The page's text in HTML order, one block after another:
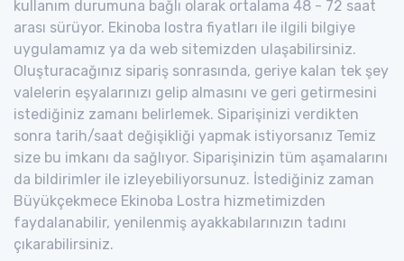
kullanım durumuna bağlı olarak ortalama 48 - 72 saat
arası sürüyor. Ekinoba lostra fiyatları ile ilgili bilgiye
uygulamamız ya da web sitemizden ulaşabilirsiniz.
Oluşturacağınız sipariş sonrasında, geriye kalan tek şey
valelerin eşyalarınızı gelip almasını ve geri getirmesini
istediğiniz zamanı belirlemek. Siparişinizi verdikten
sonra tarih/saat değişikliği yapmak istiyorsanız Temiz
size bu imkanı da sağlıyor. Siparişinizin tüm aşamalarını
da bildirimler ile izleyebiliyorsunuz. İstediğiniz zaman
Büyükçekmece Ekinoba Lostra hizmetimizden
faydalanabilir, yenilenmiş ayakkabılarınızın tadını
çıkarabilirsiniz.